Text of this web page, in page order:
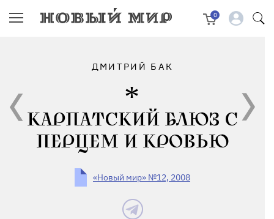
0
ДМИТРИЙ БАК
КАРПАТСКИЙ БЛЮЗ С
ПЕРЦЕМ И КРОВЬЮ
«Новый мир» №12, 2008